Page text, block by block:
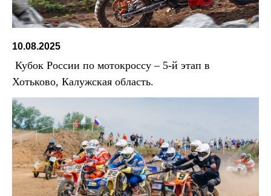
10.08.2025
Кубок России по мотокроссу – 5-й этап в
Хотьково, Калужская область.